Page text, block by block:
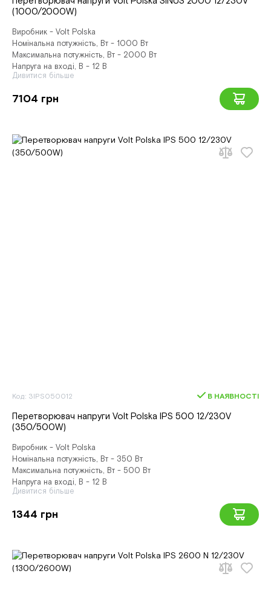
(1000/2000W)
Виробник - Volt Polska
Номінальна потужність, Вт - 1000 Вт
Максимальна потужність, Вт - 2000 Вт
Напруга на вході, В - 12 В
Дивитися більше
7104 грн
Код: 3IPS050012 В НАЯВНОСТІ
Перетворювач напруги Volt Polska IPS 500 12/230V
(350/500W)
Виробник - Volt Polska
Номінальна потужність, Вт - 350 Вт
Максимальна потужність, Вт - 500 Вт
Напруга на вході, В - 12 В
Дивитися більше
1344 грн